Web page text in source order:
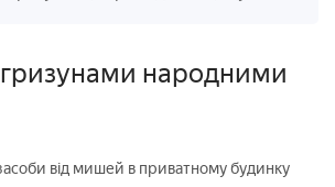
гризунами народними
від мишей в приватному будинку